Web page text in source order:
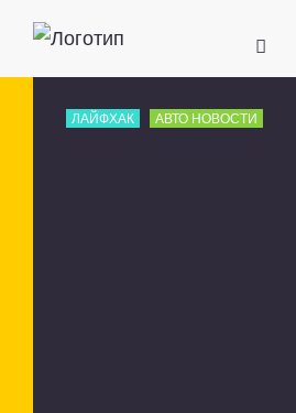
ЛАЙФХАК АВТО НОВОСТИ